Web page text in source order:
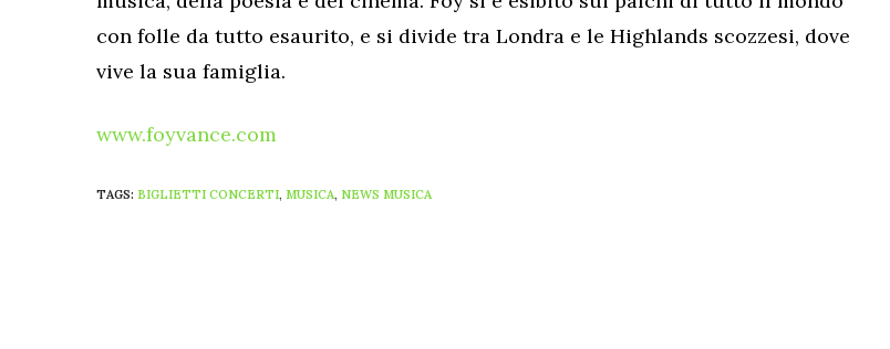
con folle da tutto esaurito, e si divide tra Londra e le Highlands scozzesi, dove
vive la sua famiglia.
www.foyvance.com
TAGS: BIGLIETTI CONCERTI, MUSICA, NEWS MUSICA